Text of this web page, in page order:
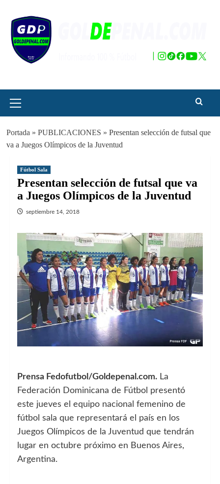
contenido
principal
Portada » PUBLICACIONES » Presentan selección de futsal que
va a Juegos Olímpicos de la Juventud
Fútbol Sala
Presentan selección de futsal que va
a Juegos Olímpicos de la Juventud
septiembre 14, 2018
Prensa Fedofutbol/Goldepenal.com. La
Federación Dominicana de Fútbol presentó
este jueves el equipo nacional femenino de
fútbol sala que representará el país en los
Juegos Olímpicos de la Juventud que tendrán
lugar en octubre próximo en Buenos Aires,
Argentina.